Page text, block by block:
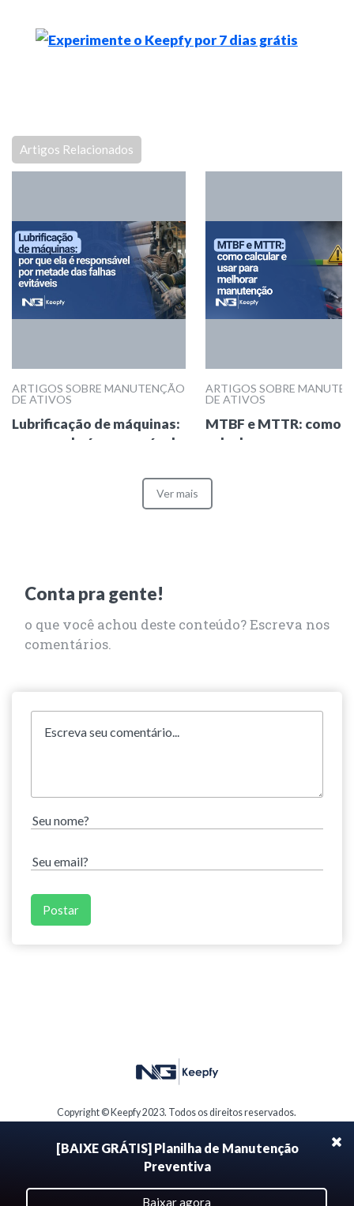
[BAIXE GRÁTIS] Planilha de Manutenção
Preventiva
Baixar agora
Artigos Relacionados
ARTIGOS SOBRE MANUTENÇÃO
DE ATIVOS
Lubrificação de máquinas:
por que ela é responsável
ARTIGOS SOBRE
DE ATIVOS
MTBF e MTTR: como
calcular e usar para
Ver mais
Conta pra gente!
o que você achou deste conteúdo? Escreva nos
comentários.
Copyright © Keepfy 2023. Todos os direitos reservados.